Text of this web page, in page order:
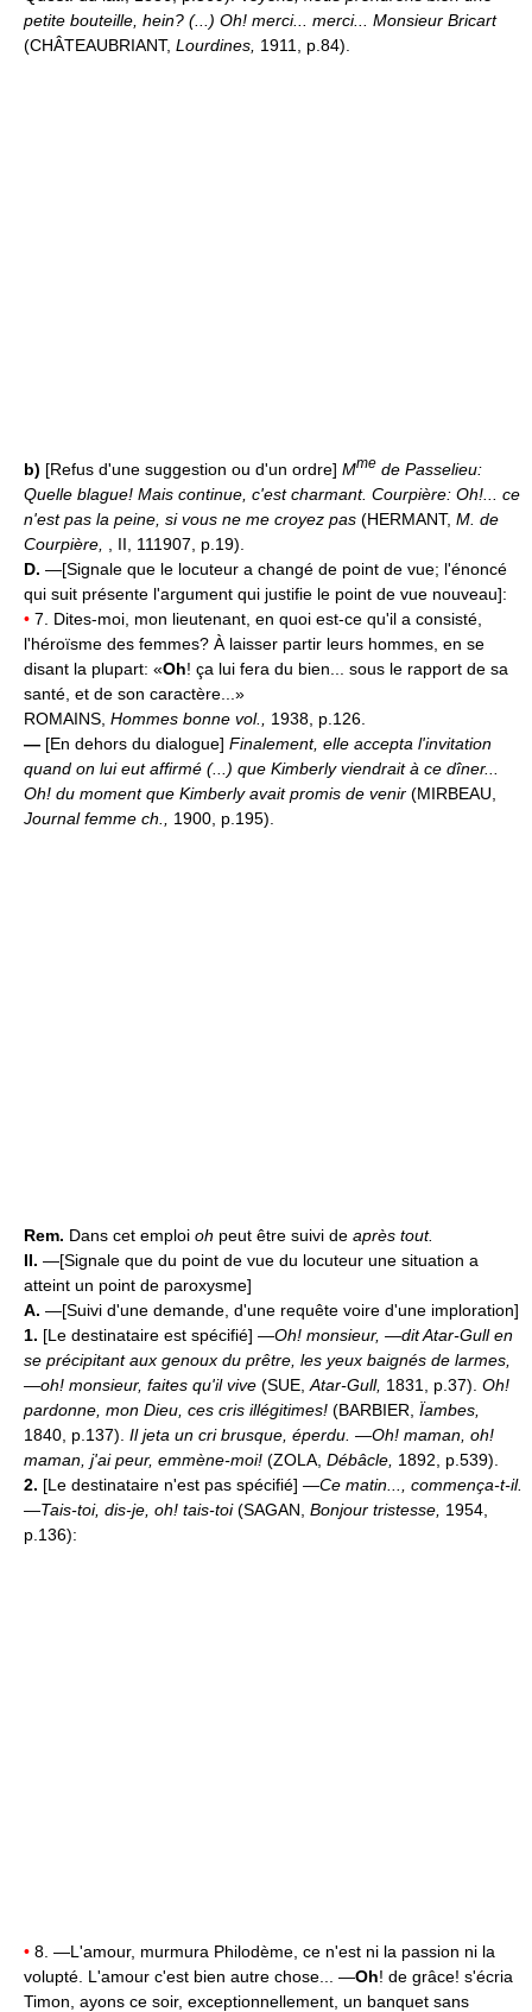
petite bouteille, hein? (...) Oh! merci... merci... Monsieur Bricart
(CHÂTEAUBRIANT, Lourdines, 1911, p.84).
b) [Refus d'une suggestion ou d'un ordre] Mme de Passelieu:
Quelle blague! Mais continue, c'est charmant. Courpière: Oh!... ce
n'est pas la peine, si vous ne me croyez pas (HERMANT, M. de
Courpière,
, II, 111907, p.19).
D. —[Signale que le locuteur a changé de point de vue; l'énoncé
qui suit présente l'argument qui justifie le point de vue nouveau]:
• 7. Dites-moi, mon lieutenant, en quoi est-ce qu'il a consisté,
l'héroïsme des femmes? À laisser partir leurs hommes, en se
disant la plupart: «Oh! ça lui fera du bien... sous le rapport de sa
santé, et de son caractère...»
ROMAINS, Hommes bonne vol., 1938, p.126.
— [En dehors du dialogue] Finalement, elle accepta l'invitation
quand on lui eut affirmé (...) que Kimberly viendrait à ce dîner...
Oh! du moment que Kimberly avait promis de venir (MIRBEAU,
Journal femme ch., 1900, p.195).
Rem. Dans cet emploi oh peut être suivi de après tout.
II. —[Signale que du point de vue du locuteur une situation a
atteint un point de paroxysme]
A. —[Suivi d'une demande, d'une requête voire d'une imploration]
1. [Le destinataire est spécifié] —Oh! monsieur, —dit Atar-Gull en
se précipitant aux genoux du prêtre, les yeux baignés de larmes,
—oh! monsieur, faites qu'il vive (SUE, Atar-Gull, 1831, p.37). Oh!
pardonne, mon Dieu, ces cris illégitimes! (BARBIER, Ïambes,
1840, p.137). Il jeta un cri brusque, éperdu. —Oh! maman, oh!
maman, j'ai peur, emmène-moi! (ZOLA, Débâcle, 1892, p.539).
2. [Le destinataire n'est pas spécifié] —Ce matin..., commença-t-il.
—Tais-toi, dis-je, oh! tais-toi(SAGAN, Bonjour tristesse, 1954,
p.136):
• 8. —L'amour, murmura Philodème, ce n'est ni la passion ni la
volupté. L'amour c'est bien autre chose... —Oh! de grâce! s'écria
Timon, ayons ce soir, exceptionnellement, un banquet sans